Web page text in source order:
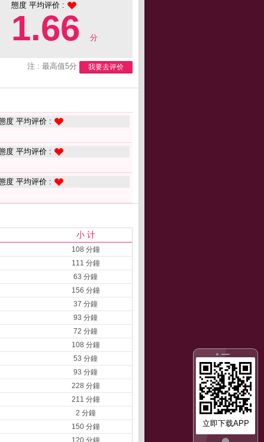
立即下载APP
態度 平均评价 :
1.66 分
注 : 最高值5分 我要去评价
度 平均评价 :
度 平均评价 :
度 平均评价 :
小 计
108 分鐘
111 分鐘
63 分鐘
156 分鐘
37 分鐘
93 分鐘
72 分鐘
108 分鐘
53 分鐘
93 分鐘
228 分鐘
211 分鐘
2 分鐘
150 分鐘
120 分鐘